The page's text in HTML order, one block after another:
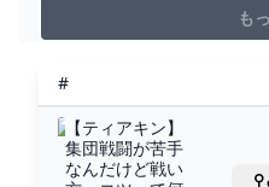
も
#
【ティアキン】
集団戦闘が苦手
なんだけど戦い